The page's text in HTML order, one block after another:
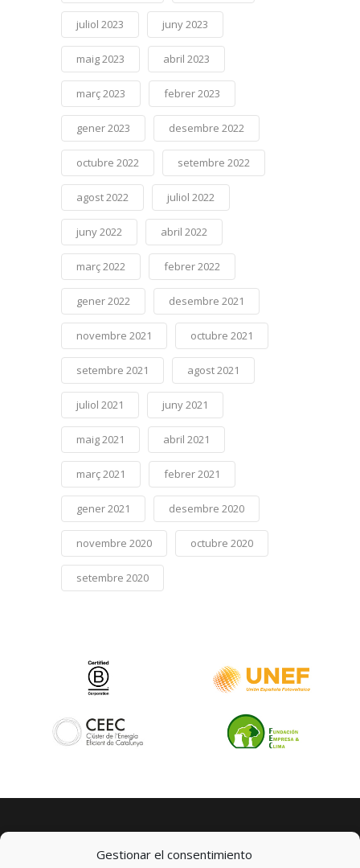
Gestionar el consentimiento
juliol 2023 juny 2023
maig 2023 abril 2023
març 2023 febrer 2023
gener 2023 desembre 2022
octubre 2022 setembre 2022
agost 2022 juliol 2022
juny 2022 abril 2022
març 2022 febrer 2022
gener 2022 desembre 2021
novembre 2021 octubre 2021
setembre 2021 agost 2021
juliol 2021 juny 2021
maig 2021 abril 2021
març 2021 febrer 2021
gener 2021 desembre 2020
novembre 2020 octubre 2020
setembre 2020